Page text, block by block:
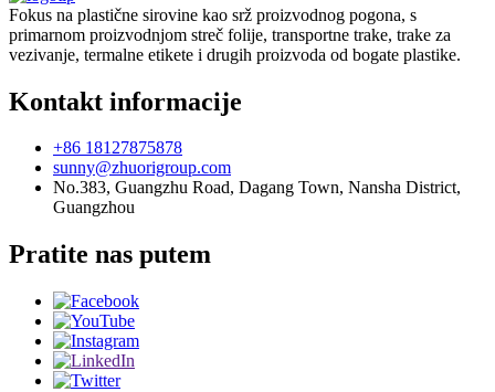
Fokus na plastične sirovine kao srž proizvodnog pogona, s
primarnom proizvodnjom streč folije, transportne trake, trake za
vezivanje, termalne etikete i drugih proizvoda od bogate plastike.
Kontakt informacije
+86 18127875878
sunny@zhuorigroup.com
No.383, Guangzhu Road, Dagang Town, Nansha District,
Guangzhou
Pratite nas putem